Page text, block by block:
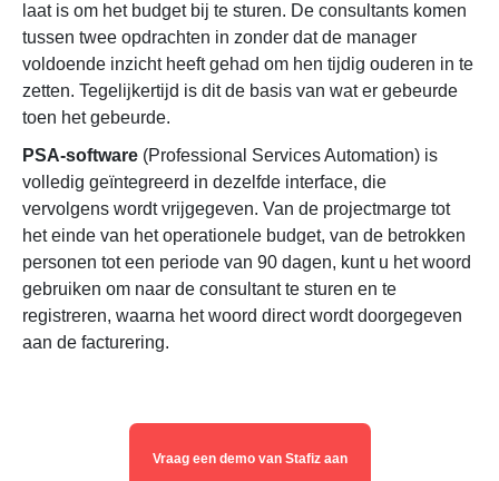
laat is om het budget bij te sturen. De consultants komen
tussen twee opdrachten in zonder dat de manager
voldoende inzicht heeft gehad om hen tijdig ouderen in te
zetten. Tegelijkertijd is dit de basis van wat er gebeurde
toen het gebeurde.
PSA-software (Professional Services Automation) is
volledig geïntegreerd in dezelfde interface, die
vervolgens wordt vrijgegeven. Van de projectmarge tot
het einde van het operationele budget, van de betrokken
personen tot een periode van 90 dagen, kunt u het woord
gebruiken om naar de consultant te sturen en te
registreren, waarna het woord direct wordt doorgegeven
aan de facturering.
Vraag een demo van Stafiz aan